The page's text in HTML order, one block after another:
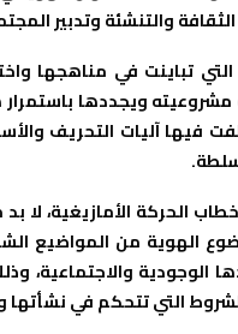
والتنشئة وتدبير
تباينت في مناهجها
مشروعيته ويجددها
فيها آليات التحريف
الحركة الأمازيغية، لا
الهوية من المواضيع
والاجتماعية،
التي تتحكم في